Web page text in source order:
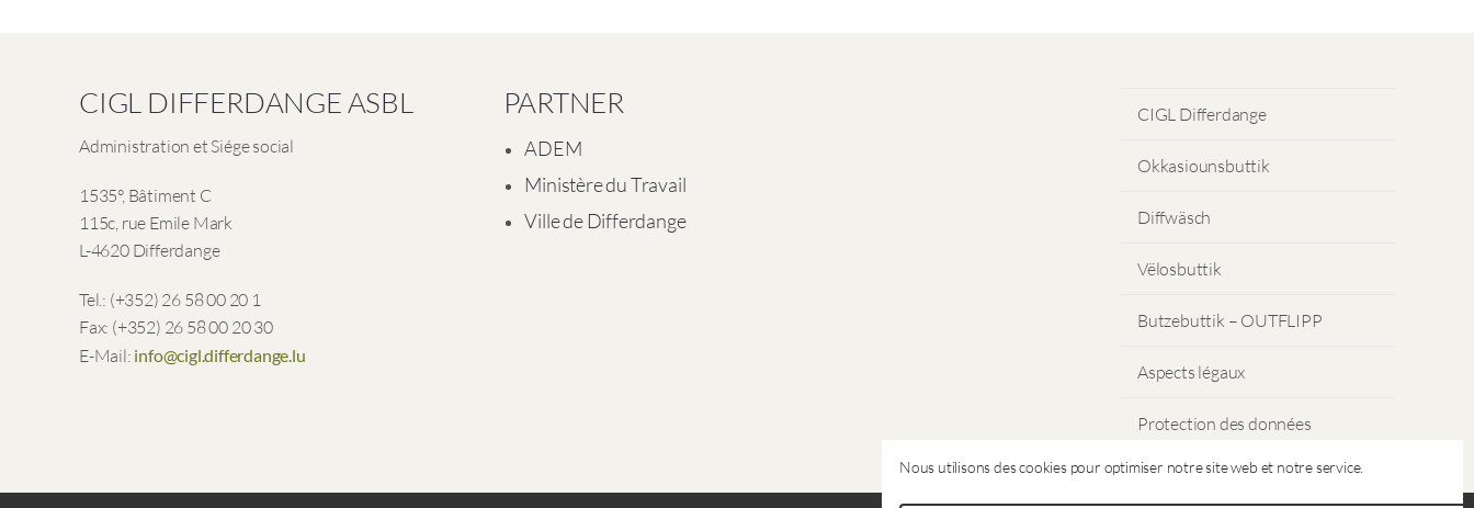
Nous utilisons des cookies pour optimiser notre site web et notre service.
CIGL DIFFERDANGE ASBL
Administration et Siége social
1535°, Bâtiment C
115c, rue Emile Mark
L-4620 Differdange
Tel.: (+352) 26 58 00 20 1
Fax: (+352) 26 58 00 20 30
E-Mail: info@cigl.differdange.lu
PARTNER
ADEM
Ministère du Travail
Ville de Differdange
CIGL Differdange
Okkasiounsbuttik
Diffwäsch
Vëlosbuttik
Butzebuttik – OUTFLIPP
Aspects légaux
Protection des données